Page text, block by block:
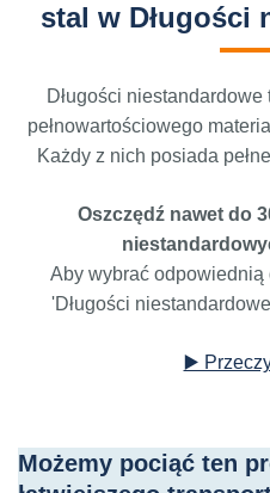
stal w Długości
Długości
pełnowartościowego
Każdy z nich posiada
Oszczędź nawet do
Aby wybrać odpowiednią
'Długości
▶️
Możemy pociąć ten